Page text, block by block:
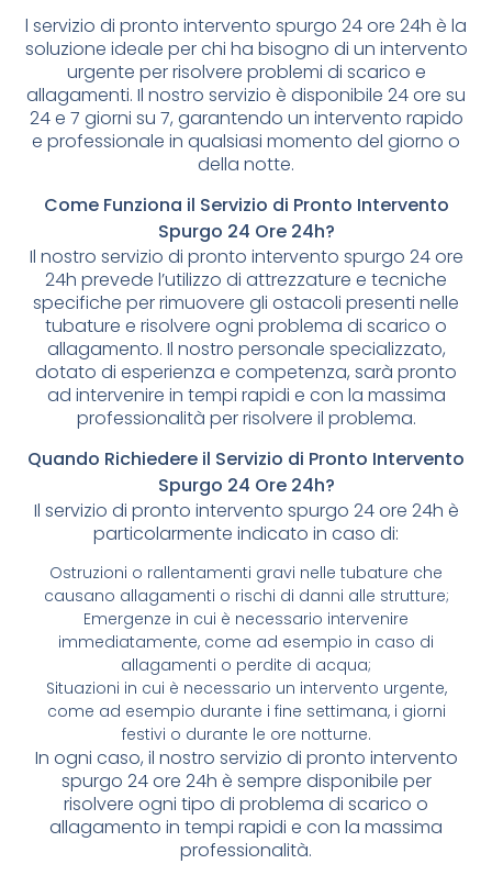
l servizio di pronto intervento spurgo 24 ore 24h è la
soluzione ideale per chi ha bisogno di un intervento
urgente per risolvere problemi di scarico e
allagamenti. Il nostro servizio è disponibile 24 ore su
24 e 7 giorni su 7, garantendo un intervento rapido
e professionale in qualsiasi momento del giorno o
della notte.
Come Funziona il Servizio di Pronto Intervento
Spurgo 24 Ore 24h?
Il nostro servizio di pronto intervento spurgo 24 ore
24h prevede l’utilizzo di attrezzature e tecniche
specifiche per rimuovere gli ostacoli presenti nelle
tubature e risolvere ogni problema di scarico o
allagamento. Il nostro personale specializzato,
dotato di esperienza e competenza, sarà pronto
ad intervenire in tempi rapidi e con la massima
professionalità per risolvere il problema.
Quando Richiedere il Servizio di Pronto Intervento
Spurgo 24 Ore 24h?
Il servizio di pronto intervento spurgo 24 ore 24h è
particolarmente indicato in caso di:
Ostruzioni o rallentamenti gravi nelle tubature che
causano allagamenti o rischi di danni alle strutture;
Emergenze in cui è necessario intervenire
immediatamente, come ad esempio in caso di
allagamenti o perdite di acqua;
Situazioni in cui è necessario un intervento urgente,
come ad esempio durante i fine settimana, i giorni
festivi o durante le ore notturne.
In ogni caso, il nostro servizio di pronto intervento
spurgo 24 ore 24h è sempre disponibile per
risolvere ogni tipo di problema di scarico o
allagamento in tempi rapidi e con la massima
professionalità.